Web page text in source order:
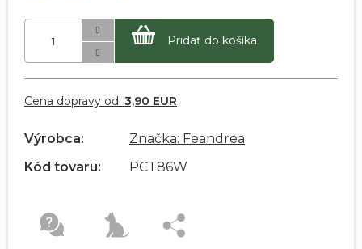
Pridať do košíka
Cena dopravy od: 3,90 EUR
Výrobca:
Značka: Feandrea
Kód tovaru:
PCT86W